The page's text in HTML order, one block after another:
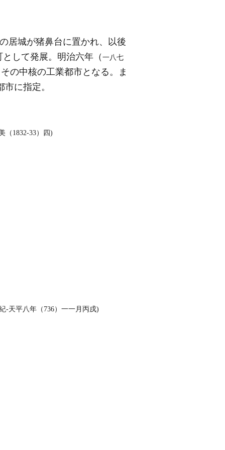
居城が猪鼻台に置かれ、以後
して発展。明治六年（一八七
の中核の工業都市となる。ま
市に指定。
（1832‐33）四)
‐天平八年（736）一一月丙戌)